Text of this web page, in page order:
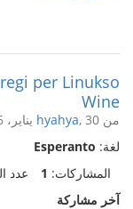
per Linukso
Wine
من hyahya, 30 يناير، 2026
لغة: Esperanto
المشاركات: 1 عدد
آخر مشاركة